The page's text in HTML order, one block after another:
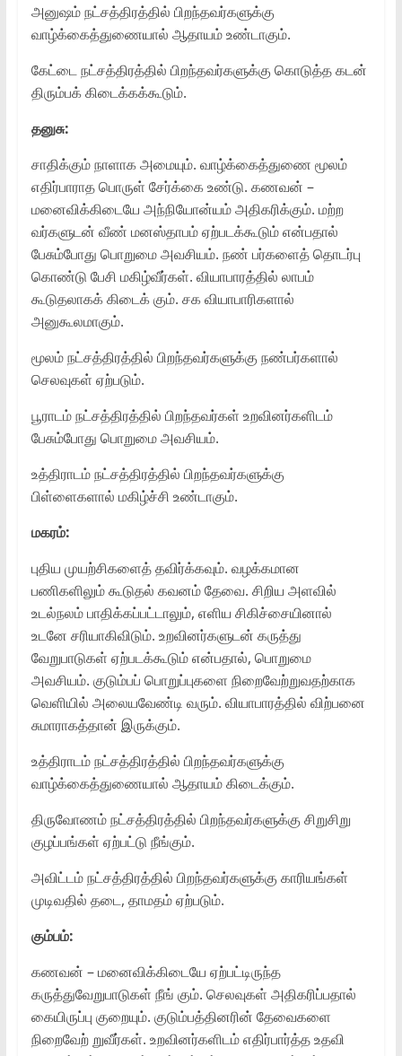
அனுஷம் நட்சத்திரத்தில் பிறந்தவர்களுக்கு
வாழ்க்கைத்துணையால் ஆதாயம் உண்டாகும்.
கேட்டை நட்சத்திரத்தில் பிறந்தவர்களுக்கு கொடுத்த கடன்
திரும்பக் கிடைக்கக்கூடும்.
தனுசு:
சாதிக்கும் நாளாக அமையும். வாழ்க்கைத்துணை மூலம்
எதிர்பாராத பொருள் சேர்க்கை உண்டு. கணவன் –
மனைவிக்கிடையே அந்நியோன்யம் அதிகரிக்கும். மற்ற
வர்களுடன் வீண் மனஸ்தாபம் ஏற்படக்கூடும் என்பதால்
பேசும்போது பொறுமை அவசியம். நண் பர்களைத் தொடர்பு
கொண்டு பேசி மகிழ்வீர்கள். வியாபாரத்தில் லாபம்
கூடுதலாகக் கிடைக் கும். சக வியாபாரிகளால்
அனுகூலமாகும்.
மூலம் நட்சத்திரத்தில் பிறந்தவர்களுக்கு நண்பர்களால்
செலவுகள் ஏற்படும்.
பூராடம் நட்சத்திரத்தில் பிறந்தவர்கள் உறவினர்களிடம்
பேசும்போது பொறுமை அவசியம்.
உத்திராடம் நட்சத்திரத்தில் பிறந்தவர்களுக்கு
பிள்ளைகளால் மகிழ்ச்சி உண்டாகும்.
மகரம்:
புதிய முயற்சிகளைத் தவிர்க்கவும். வழக்கமான
பணிகளிலும் கூடுதல் கவனம் தேவை. சிறிய அளவில்
உடல்நலம் பாதிக்கப்பட்டாலும், எளிய சிகிச்சையினால்
உடனே சரியாகிவிடும். உறவினர்களுடன் கருத்து
வேறுபாடுகள் ஏற்படக்கூடும் என்பதால், பொறுமை
அவசியம். குடும்பப் பொறுப்புகளை நிறைவேற்றுவதற்காக
வெளியில் அலையவேண்டி வரும். வியாபாரத்தில் விற்பனை
சுமாராகத்தான் இருக்கும்.
உத்திராடம் நட்சத்திரத்தில் பிறந்தவர்களுக்கு
வாழ்க்கைத்துணையால் ஆதாயம் கிடைக்கும்.
திருவோணம் நட்சத்திரத்தில் பிறந்தவர்களுக்கு சிறுசிறு
குழப்பங்கள் ஏற்பட்டு நீங்கும்.
அவிட்டம் நட்சத்திரத்தில் பிறந்தவர்களுக்கு காரியங்கள்
முடிவதில் தடை, தாமதம் ஏற்படும்.
கும்பம்:
கணவன் – மனைவிக்கிடையே ஏற்பட்டிருந்த
கருத்துவேறுபாடுகள் நீங் கும். செலவுகள் அதிகரிப்பதால்
கையிருப்பு குறையும். குடும்பத்தினரின் தேவைகளை
நிறைவேற் றுவீர்கள். உறவினர்களிடம் எதிர்பார்த்த உதவி